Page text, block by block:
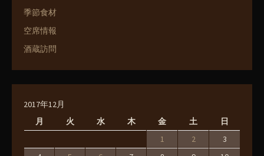
季節食材
空席情報
酒蔵訪問
2017年12月
月
火 水 木 金 土 日
1 2
3